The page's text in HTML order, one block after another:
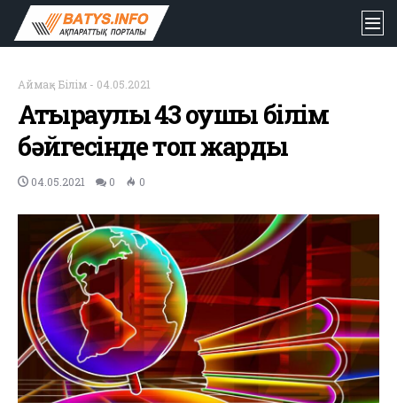
Аймақ- Білім - 04.05.2021
Атыраулық 43 оқушы білім
бәйгесінде топ жарды
04.05.2021 0 0